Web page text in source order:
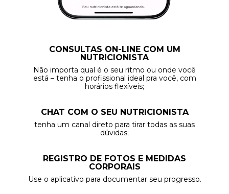
CONSULTAS ON-LINE COM UM
NUTRICIONISTA
Não importa qual é o seu ritmo ou onde você
está – tenha o profissional ideal pra você, com
horários flexíveis;
CHAT COM O SEU NUTRICIONISTA
tenha um canal direto para tirar todas as suas
dúvidas;
REGISTRO DE FOTOS E MEDIDAS
CORPORAIS
Use o aplicativo para documentar seu progresso.